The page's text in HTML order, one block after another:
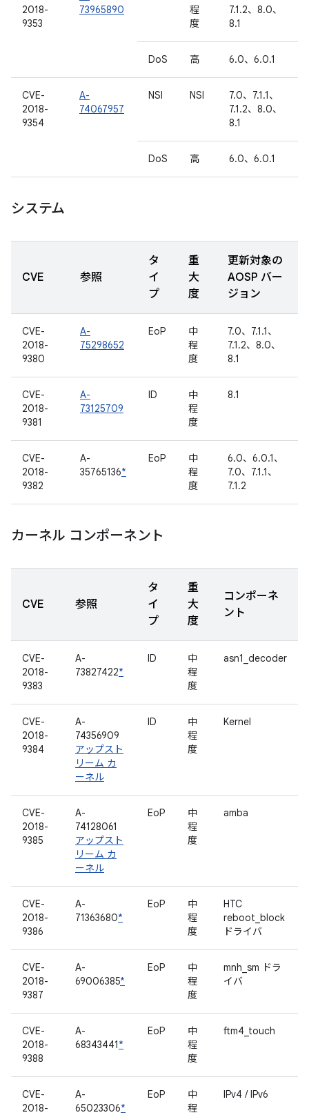
2018-
9353
73965890
程
度
7.1.2、8.0、
8.1
DoS 高 6.0、6.0.1
CVE-
2018-
9354
A-
74067957
NSI NSI
7.0、7.1.1、
7.1.2、8.0、
8.1
DoS 高 6.0、6.0.1
システム
CVE 参照
タ
イ
プ
重
大
度
更新対象の
AOSP バー
ジョン
CVE-
2018-
9380
A-
75298652
EoP
中
程
度
7.0、7.1.1、
7.1.2、8.0、
8.1
CVE-
2018-
9381
A-
73125709
ID
中
程
度
8.1
CVE-
2018-
9382
A-
35765136*
EoP
中
程
度
6.0、6.0.1、
7.0、7.1.1、
7.1.2
カーネル コンポーネント
CVE 参照
タ
イ
プ
重
大
度
コンポーネ
ント
CVE-
2018-
9383
A-
73827422*
ID
中
程
度
asn1_decoder
CVE-
2018-
9384
A-
74356909
アップスト
リーム カ
ーネル
ID
中
程
度
Kernel
CVE-
2018-
9385
A-
74128061
アップスト
リーム カ
ーネル
EoP
中
程
度
amba
CVE-
2018-
9386
A-
71363680*
EoP
中
程
度
HTC
reboot_block
ドライバ
CVE-
2018-
9387
A-
69006385*
EoP
中
程
度
mnh_sm ドラ
イバ
CVE-
2018-
9388
A-
68343441*
EoP
中
程
度
ftm4_touch
CVE-
2018-
A-
65023306*
EoP
中
程
IPv4 / IPv6